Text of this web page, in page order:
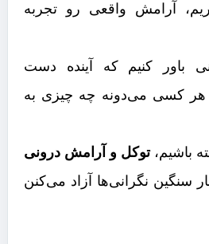
آرامش واقعی رو تجربه
باور کنیم که آینده دست
هر کسی می‌دونه چه چیزی به
باشیم،توکل و آرامش درونی
سنگین نگرانی‌ها آزاد می‌کنن